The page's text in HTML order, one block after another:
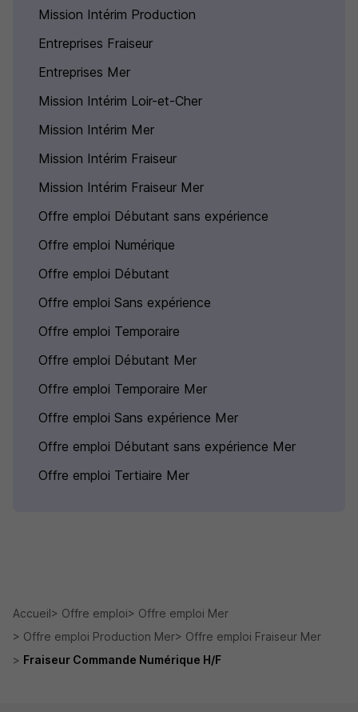
Mission Intérim Production
Entreprises Fraiseur
Entreprises Mer
Mission Intérim Loir-et-Cher
Mission Intérim Mer
Mission Intérim Fraiseur
Mission Intérim Fraiseur Mer
Offre emploi Débutant sans expérience
Offre emploi Numérique
Offre emploi Débutant
Offre emploi Sans expérience
Offre emploi Temporaire
Offre emploi Débutant Mer
Offre emploi Temporaire Mer
Offre emploi Sans expérience Mer
Offre emploi Débutant sans expérience Mer
Offre emploi Tertiaire Mer
Accueil Offre emploi
Offre emploi Mer
Offre emploi Production Mer
Offre emploi Fraiseur Mer
Fraiseur Commande Numérique H/F